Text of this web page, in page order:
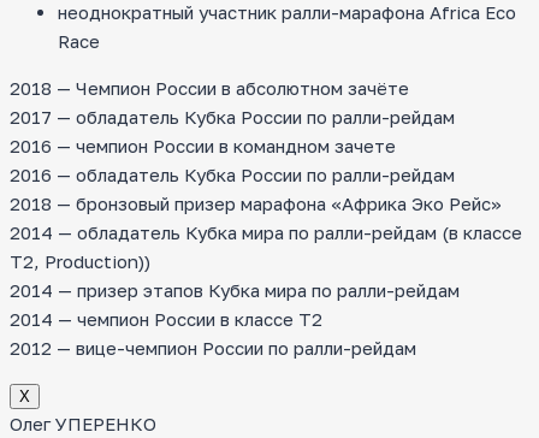
неоднократный участник ралли-марафона Africa Eco
Race
2018 — Чемпион России в абсолютном зачёте
2017 — обладатель Кубка России по ралли-рейдам
2016 — чемпион России в командном зачете
2016 — обладатель Кубка России по ралли-рейдам
2018 — бронзовый призер марафона «Африка Эко Рейс»
2014 — обладатель Кубка мира по ралли-рейдам (в классе
T2, Production))
2014 — призер этапов Кубка мира по ралли-рейдам
2014 — чемпион России в классе Т2
2012 — вице-чемпион России по ралли-рейдам
Х
Олег УПЕРЕНКО